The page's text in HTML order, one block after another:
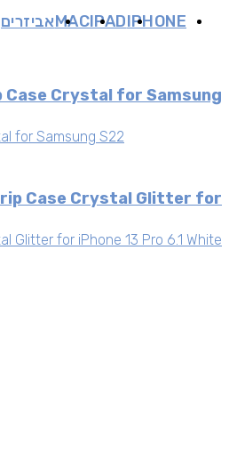
IPHONE
IPAD
MACאביזרים
Case Crystal for Samsung...
Case Crystal Glitter for...